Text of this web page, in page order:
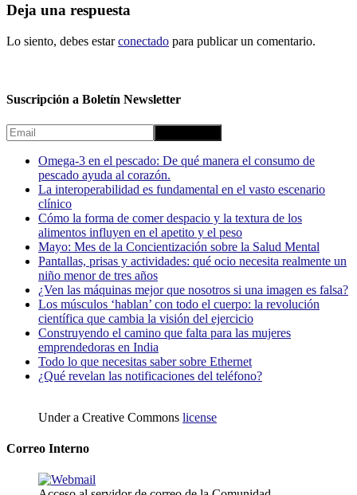
Deja una respuesta
Lo siento, debes estarconectado para publicar un comentario.
Suscripción a Boletín Newsletter
Omega-3 en el pescado: De qué manera el consumo de
pescado ayuda al corazón.
La interoperabilidad es fundamental en el vasto escenario
clínico
Cómo la forma de comer despacio y la textura de los
alimentos influyen en el apetito y el peso
Mayo: Mes de la Concientización sobre la Salud Mental
Pantallas, prisas y actividades: qué ocio necesita realmente un
niño menor de tres años
¿Ven las máquinas mejor que nosotros si una imagen es falsa?
Los músculos ‘hablan’ con todo el cuerpo: la revolución
científica que cambia la visión del ejercicio
Construyendo el camino que falta para las mujeres
emprendedoras en India
Todo lo que necesitas saber sobre Ethernet
¿Qué revelan las notificaciones del teléfono?
Under a Creative Commons license
Correo Interno